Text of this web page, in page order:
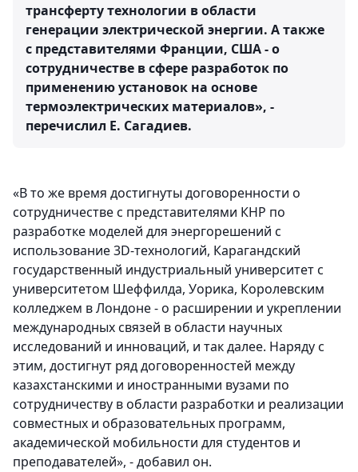
трансферту технологии в области
генерации электрической энергии. А также
с представителями Франции, США - о
сотрудничестве в сфере разработок по
применению установок на основе
термоэлектрических материалов», -
перечислил Е. Сагадиев.
«В то же время достигнуты договоренности о
сотрудничестве с представителями КНР по
разработке моделей для энергорешений с
использование 3D-технологий, Карагандский
государственный индустриальный университет с
университетом Шеффилда, Уорика, Королевским
колледжем в Лондоне - о расширении и укреплении
международных связей в области научных
исследований и инноваций, и так далее. Наряду с
этим, достигнут ряд договоренностей между
казахстанскими и иностранными вузами по
сотрудничеству в области разработки и реализации
совместных и образовательных программ,
академической мобильности для студентов и
преподавателей», - добавил он.